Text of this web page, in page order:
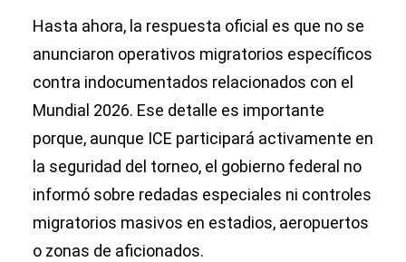
Hasta ahora, la respuesta oficial es que no se
anunciaron operativos migratorios específicos
contra indocumentados relacionados con el
Mundial 2026. Ese detalle es importante
porque, aunque ICE participará activamente en
la seguridad del torneo, el gobierno federal no
informó sobre redadas especiales ni controles
migratorios masivos en estadios, aeropuertos
o zonas de aficionados.